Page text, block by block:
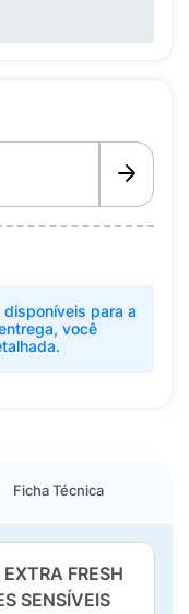
para a
você
Ficha Técnica
FRESH
SENSÍVEIS